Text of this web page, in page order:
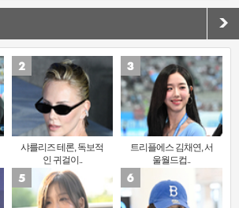
샤를리즈 테론, 독보적
인 귀걸이..
트리플에스 김채연, 서
울월드컵..